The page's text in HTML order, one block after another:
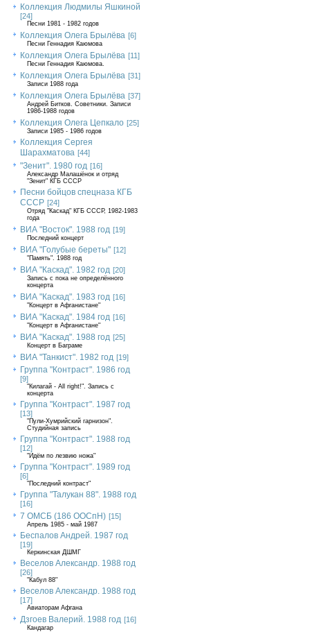
Коллекция Людмилы Яшкиной
[24]
Песни 1981 - 1982 годов
Коллекция Олега Брылёва [6]
Песни Геннадия Каюмова
Коллекция Олега Брылёва [11]
Песни Геннадия Каюмова.
Коллекция Олега Брылёва [31]
Записи 1988 года
Коллекция Олега Брылёва [37]
Андрей Битков. Советники. Записи
1986-1988 годов
Коллекция Олега Цепкало [25]
Записи 1985 - 1986 годов
Коллекция Сергея
Шарахматова [44]
"Зенит". 1980 год [16]
Александр Малашёнок и отряд
"Зенит" КГБ СССР
Песни бойцов спецназа КГБ
СССР [24]
Отряд "Каскад" КГБ СССР, 1982-1983
года
ВИА "Восток". 1988 год [19]
Последний концерт
ВИА "Голубые береты" [12]
"Память". 1988 год
ВИА "Каскад". 1982 год [20]
Запись с пока не определённого
концерта
ВИА "Каскад". 1983 год [16]
"Концерт в Афганистане"
ВИА "Каскад". 1984 год [16]
"Концерт в Афганистане"
ВИА "Каскад". 1988 год [25]
Концерт в Баграме
ВИА "Танкист". 1982 год [19]
Группа "Контраст". 1986 год
[9]
"Килагай - All right!". Запись с
концерта
Группа "Контраст". 1987 год
[13]
"Пули-Хумрийский гарнизон".
Студийная запись
Группа "Контраст". 1988 год
[12]
"Идём по лезвию ножа"
Группа "Контраст". 1989 год
[6]
"Последний контраст"
Группа "Талукан 88". 1988 год
[16]
7 ОМСБ (186 ООСпН) [15]
Апрель 1985 - май 1987
Беспалов Андрей. 1987 год
[19]
Керкинская ДШМГ
Веселов Александр. 1988 год
[26]
"Кабул 88"
Веселов Александр. 1988 год
[17]
Авиаторам Афгана
Дзгоев Валерий. 1988 год [16]
Кандагар